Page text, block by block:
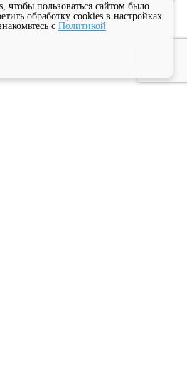
чтобы пользоваться сайтом было
обработку cookies в настройках
с Политикой